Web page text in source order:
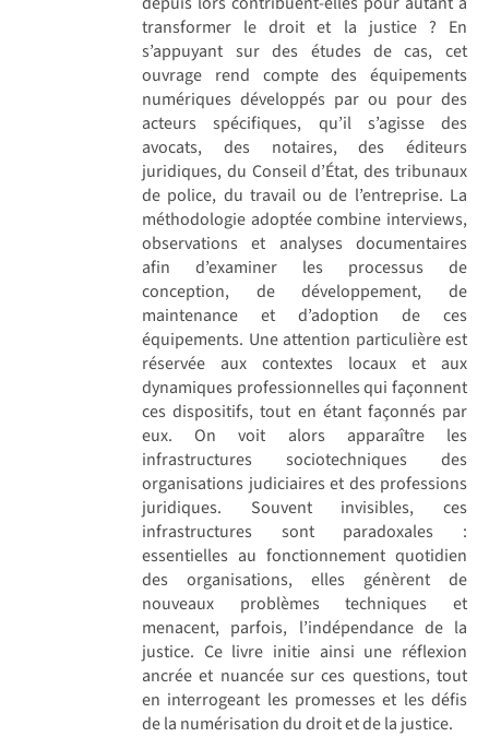
transformer le droit et la justice ? En
s’appuyant sur des études de cas, cet
ouvrage rend compte des équipements
numériques développés par ou pour des
acteurs spécifiques, qu’il s’agisse des
avocats, des notaires, des éditeurs
juridiques, du Conseil d’État, des tribunaux
de police, du travail ou de l’entreprise. La
méthodologie adoptée combine interviews,
observations et analyses documentaires
afin d’examiner les processus de
conception, de développement, de
maintenance et d’adoption de ces
équipements. Une attention particulière est
réservée aux contextes locaux et aux
dynamiques professionnelles qui façonnent
ces dispositifs, tout en étant façonnés par
eux. On voit alors apparaître les
infrastructures sociotechniques des
organisations judiciaires et des professions
juridiques. Souvent invisibles, ces
infrastructures sont paradoxales :
essentielles au fonctionnement quotidien
des organisations, elles génèrent de
nouveaux problèmes techniques et
menacent, parfois, l’indépendance de la
justice. Ce livre initie ainsi une réflexion
ancrée et nuancée sur ces questions, tout
en interrogeant les promesses et les défis
de la numérisation du droit et de la justice.